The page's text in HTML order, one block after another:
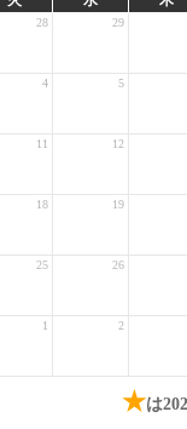
28 29
4 5
11 12
18 19
25 26
1 2
★は